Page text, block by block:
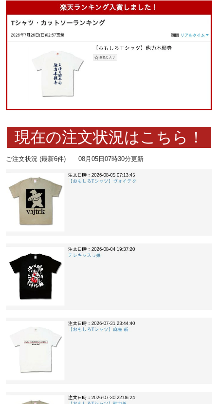
現在の注文状況はこちら！
ご注文状況 (最新6件) 08月05日07時30分更新